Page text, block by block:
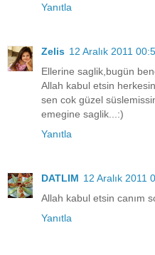
Yanıtla
Zelis 12 Aralık 2011
Ellerine saglik,bugün
Allah kabul etsin
sen cok güzel
emegine saglik...:)
Yanıtla
DATLIM 12 Aralık 2011
Allah kabul etsin canım
Yanıtla